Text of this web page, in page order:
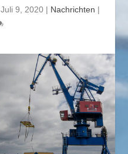
Juli 9, 2020 | Nachrichten |